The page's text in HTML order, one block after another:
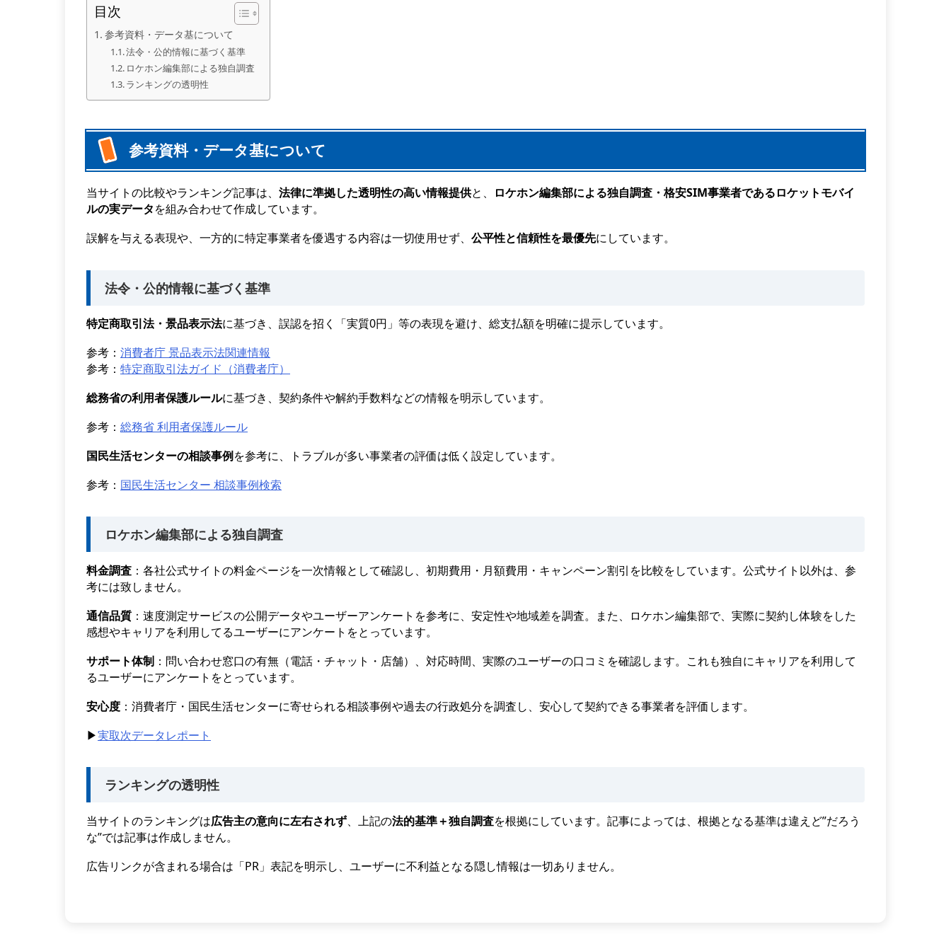
目次
参考資料・データ基について
法令・公的情報に基づく基準
ロケホン編集部による独自調査
ランキングの透明性
参考資料・データ基について
当サイトの比較やランキング記事は、 法律に準拠した透明性の高い情報提供と、
ロケホン編集部による独自調査・格安SIM事業者であるロケットモバイ
ルの実データを組み合わせて作成しています。
誤解を与える表現や、一方的に特定事業者を優遇する内容は一切使用せず、 公平性と信頼性を最優先にしています。
法令・公的情報に基づく基準
特定商取引法・景品表示法に基づき、誤認を招く「実質0円」等の表現を避け、総支払額を明確に提示しています。
参考： 消費者庁 景品表示法関連情報
参考： 特定商取引法ガイド（消費者庁）
総務省の利用者保護ルールに基づき、契約条件や解約手数料などの情報を明示しています。
参考： 総務省 利用者保護ルール
国民生活センターの相談事例を参考に、トラブルが多い事業者の評価は低く設定しています。
参考： 国民生活センター 相談事例検索
ロケホン編集部による独自調査
料金調査 ：各社公式サイトの料金ページを一次情報として確認し、初期費用・月額費用・キャンペーン割引を比較をしています。公式サイト以外は、参
考には致しません。
通信品質 ：速度測定サービスの公開データやユーザーアンケートを参考に、安定性や地域差を調査。また、ロケホン編集部で、実際に契約し体験をした
感想やキャリアを利用してるユーザーにアンケートをとっています。
サポート体制 ：問い合わせ窓口の有無（電話・チャット・店舗）、対応時間、実際のユーザーの口コミを確認します。これも独自にキャリアを利用して
るユーザーにアンケートをとっています。
安心度 ：消費者庁・国民生活センターに寄せられる相談事例や過去の行政処分を調査し、安心して契約できる事業者を評価します。
▶︎実取次データレポート
ランキングの透明性
当サイトのランキングは広告主の意向に左右されず、上記の法的基準＋独自調査を根拠にしています。記事によっては、根拠となる基準は違えど”だろう
な”では記事は作成しません。
広告リンクが含まれる場合は「PR」表記を明示し、ユーザーに不利益となる隠し情報は一切ありません。